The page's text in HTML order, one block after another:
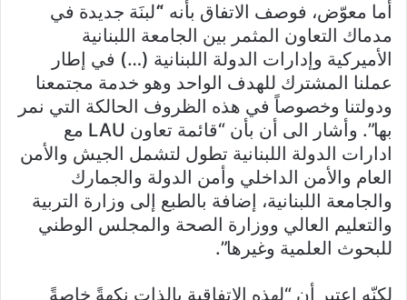
أما معوّض، فوصف الاتفاق بأنه “َلبنَة جديدة في
مدماك التعاون المثمر بين الجامعة اللبنانية
الأميركية وإدارات الدولة اللبنانية (…) في إطار
عملنا المشترك للهدف الواحد وهو خدمة مجتمعنا
ودولتنا وخصوصاً في هذه الظروف الحالكة التي نمر
بها”. وأشار الى أن بأن “قائمة تعاون LAU مع
ادارات الدولة اللبنانية تطول لتشمل الجيش والأمن
العام والأمن الداخلي وأمن الدولة والجمارك
والجامعة اللبنانية، إضافة بالطبع إلى وزارة التربية
والتعليم العالي ووزارة الصحة والمجلس الوطني
للبحوث العلمية وغيرها”.
لكنّه اعتبر أن “لهذه الاتفاقية بالذات نكهةً خاصةً